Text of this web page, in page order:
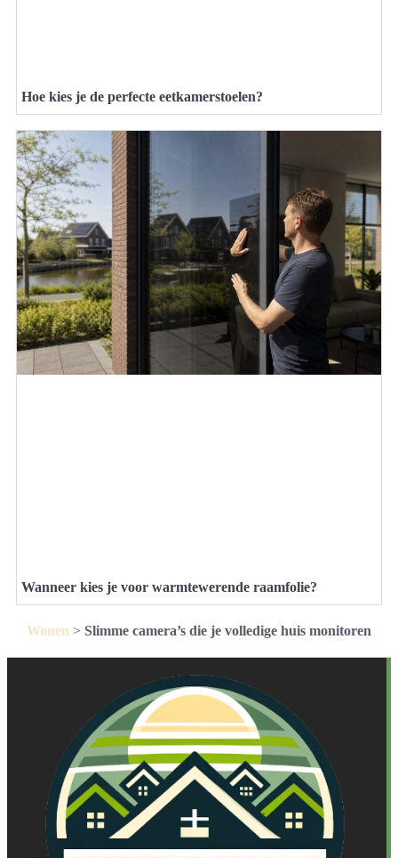
Hoe kies je de perfecte eetkamerstoelen?
Wanneer kies je voor warmtewerende raamfolie?
Wonen > Slimme camera’s die je volledige huis monitoren